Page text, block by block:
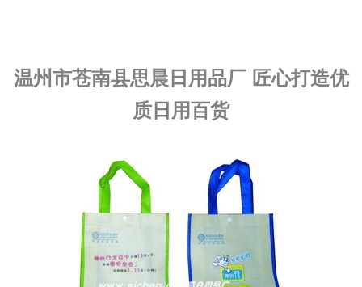
温州市苍南县思晨日用品厂 匠心打造优
质日用百货